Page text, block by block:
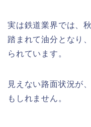
実は鉄道業界では、
踏まれて油分となり
られています。
見えない路面状況が
もしれません。